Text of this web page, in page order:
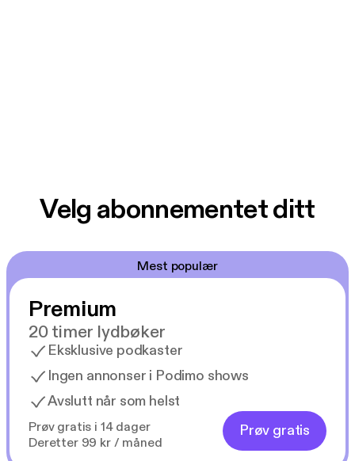
Velg abonnementet ditt
Mest populær
Premium
20 timer lydbøker
Eksklusive podkaster
Ingen annonser i Podimo shows
Avslutt når som helst
Prøv gratis i 14 dager
Deretter 99 kr / måned
Prøv gratis